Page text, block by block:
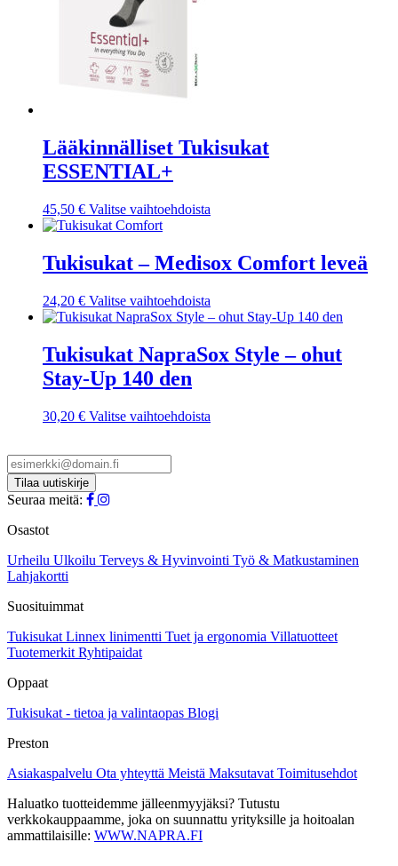
Lääkinnälliset Tukisukat
ESSENTIAL+
45,50 € Valitse vaihtoehdoista
useampi
muunnelma.
tehdä
valinnat
sivulla.
Tukisukat – Medisox Comfort leveä
24,20 € Valitse vaihtoehdoista
tuotteella
useampi
muunnelma.
tuotteen
Tukisukat NapraSox Style – ohut
Stay-Up 140 den
30,20 € Valitse vaihtoehdoista
sivulla.
Seuraa meitä:
Osastot
Urheilu Ulkoilu Terveys & Hyvinvointi Työ & Matkustaminen
Lahjakortti
Suosituimmat
Tukisukat Linnex linimentti Tuet ja ergonomia Villatuotteet
Tuotemerkit Ryhtipaidat
Oppaat
Tukisukat - tietoa ja valintaopas Blogi
Preston
Asiakaspalvelu Ota yhteyttä Meistä Maksutavat Toimitusehdot
Haluatko tuotteidemme jälleenmyyjäksi? Tutustu
verkkokauppaamme, joka on suunnattu yrityksille ja hoitoalan
ammattilaisille: WWW.NAPRA.FI